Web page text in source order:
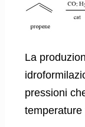
La
pressioni
temperature